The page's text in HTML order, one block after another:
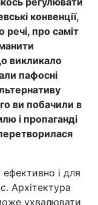
конвенції,
про саміт
викликало
пафосні
ви побачили в
і пропаганді
і для
Архітектура
ухвалювати